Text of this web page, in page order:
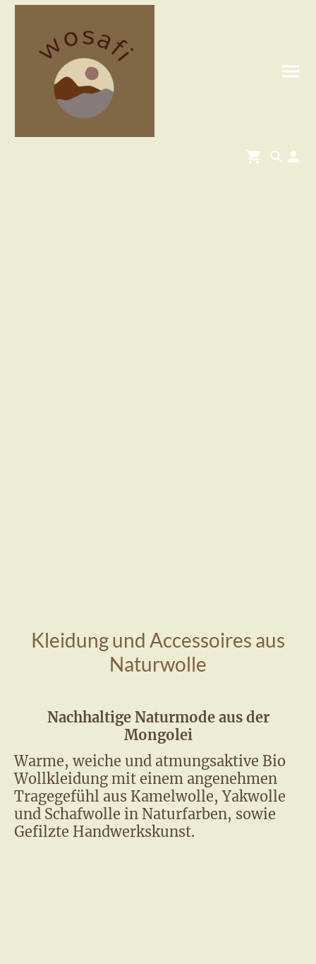
Kleidung und Accessoires aus
Naturwolle
Nachhaltige Naturmode aus der
Mongolei
Warme, weiche und atmungsaktive Bio
Wollkleidung mit einem angenehmen
Tragegefühl aus Kamelwolle, Yakwolle
und Schafwolle in Naturfarben, sowie
Gefilzte Handwerkskunst.